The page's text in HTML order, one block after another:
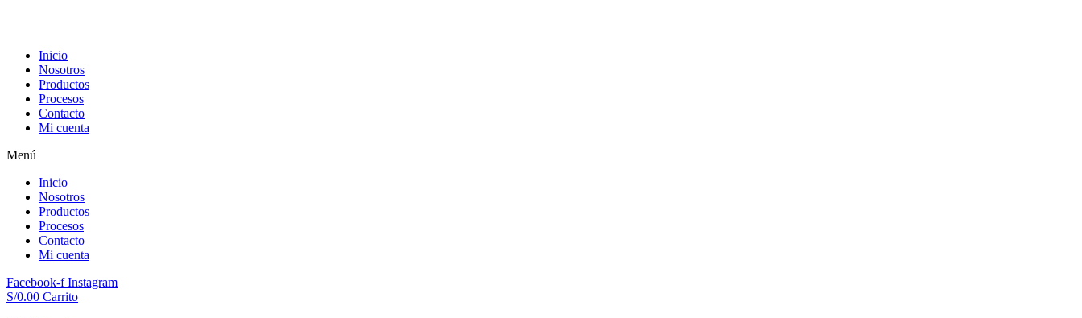
Inicio
Nosotros
Productos
Procesos
Contacto
Mi cuenta
Menú
Inicio
Nosotros
Productos
Procesos
Contacto
Mi cuenta
Facebook-f Instagram
S/0.00 Carrito